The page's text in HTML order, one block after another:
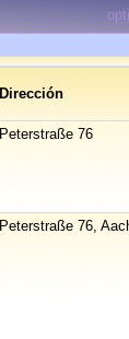
Dirección
Peterstraße 76
Peterstraße 76,